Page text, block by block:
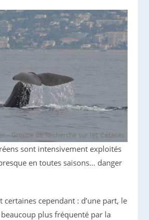
sont intensivement exploités
en toutes saisons… danger
certaines cependant : d’une part, le
plus fréquenté par la